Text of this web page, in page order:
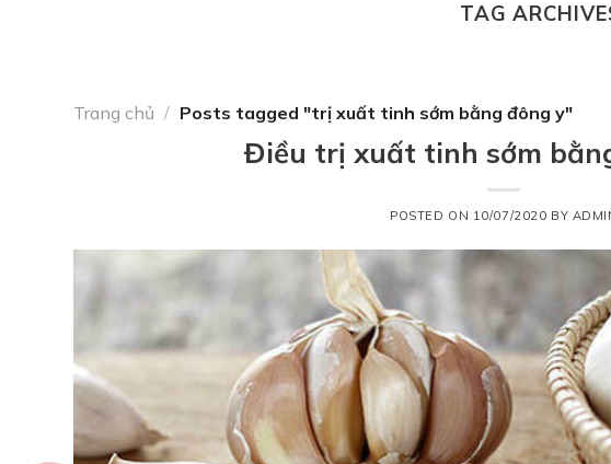
TAG
Trang chủ / Posts tagged "trị xuất tinh sớm bằng đông y"
Điều trị xuất tinh sớm
POSTED ON 10/07/2020 BY